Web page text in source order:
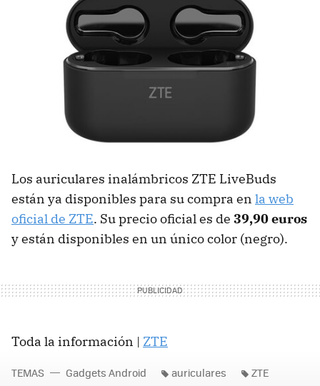
Los auriculares inalámbricos ZTE LiveBuds
están ya disponibles para su compra en la web
oficial de ZTE. Su precio oficial es de 39,90 euros
y están disponibles en un único color (negro).
Toda la información | ZTE
TEMAS Gadgets Android auriculares ZTE